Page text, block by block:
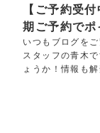
【ご予約受
期ご予約でポ
いつもブログを
スタッフの青木
ょうか！情報も